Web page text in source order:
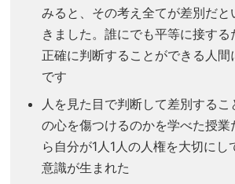
みると、その考え全てが差別だ
きました。誰にでも平等に接する
正確に判断することができる人間
です
人を見た目で判断して差別するこ
の心を傷つけるのかを学べた授業
ら自分が1人1人の人権を大切にし
意識が生まれた